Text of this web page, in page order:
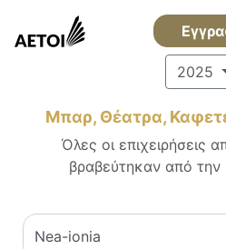
2025
Μπαρ, Θέατρα,
Όλες οι επιχειρήσεις
βραβεύτηκαν από την